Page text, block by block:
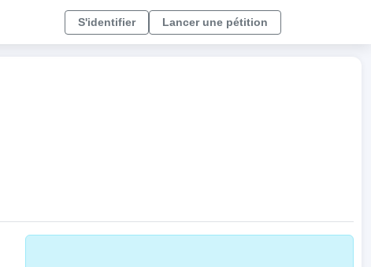
S'identifier Lancer une pétition